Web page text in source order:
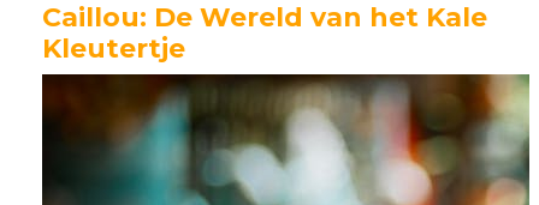
Caillou: De Wereld van het Kale
Kleutertje